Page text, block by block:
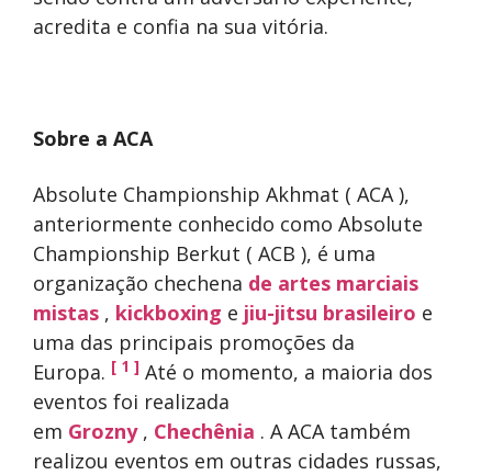
acredita e confia na sua vitória.
Sobre a ACA
Absolute Championship Akhmat ( ACA ),
anteriormente conhecido como Absolute
Championship Berkut ( ACB ), é uma
organização chechena de artes marciais
mistas , kickboxing e jiu-jitsu brasileiro e
uma das principais promoções da
Europa. [ 1 ] Até o momento, a maioria dos
eventos foi realizada
em Grozny, Chechênia . A ACA também
realizou eventos em outras cidades russas,